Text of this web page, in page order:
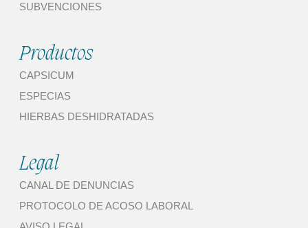
SUBVENCIONES
Productos
CAPSICUM
ESPECIAS
HIERBAS DESHIDRATADAS
Legal
CANAL DE DENUNCIAS
PROTOCOLO DE ACOSO LABORAL